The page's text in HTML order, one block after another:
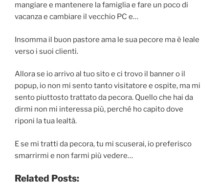
mangiare e mantenere la famiglia e fare un poco di
vacanza e cambiare il vecchio PC e…
Insomma il buon pastore ama le sua pecore ma è leale
verso i suoi clienti.
Allora se io arrivo al tuo sito e ci trovo il banner o il
popup, io non mi sento tanto visitatore e ospite, ma mi
sento piuttosto trattato da pecora. Quello che hai da
dirmi non mi interessa più, perché ho capito dove
riponi la tua lealtà.
E se mi tratti da pecora, tu mi scuserai, io preferisco
smarrirmi e non farmi più vedere…
Related Posts: